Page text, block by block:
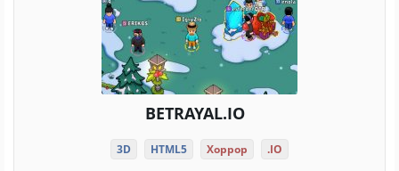
BETRAYAL.IO
3D HTML5 Хоррор .IO